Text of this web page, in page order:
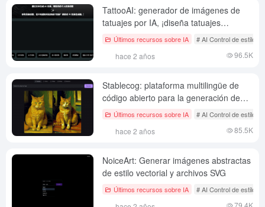
TattooAI: generador de imágenes de
tatuajes por IA, ¡diseña tatuajes
personalizados online!
Últimos recursos sobre IA # AI Control de estilo
hace 2 años 96.5K
Stablecog: plataforma multilingüe de
código abierto para la generación de
imágenes de IA con el exclusivo modelo
Últimos recursos sobre IA # AI Control de estilo
hace 2 años 85.5K
NoiceArt: Generar imágenes abstractas
de estilo vectorial y archivos SVG
Últimos recursos sobre IA # AI Control de estilo
79.4K